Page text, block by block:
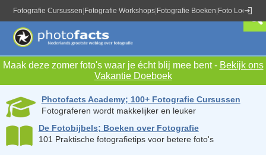
Fotografie Cursussen Fotografie Workshops Fotografie Boeken Foto Locaties
Maak deze zomer foto's waar je écht blij mee bent - Bekijk ons
Vakantie Doeboek
Photofacts Academy; 100+ Fotografie Cursussen
Fotograferen wordt makkelijker en leuker
De Fotobijbels; Boeken over Fotografie
101 Praktische fotografietips voor betere foto's